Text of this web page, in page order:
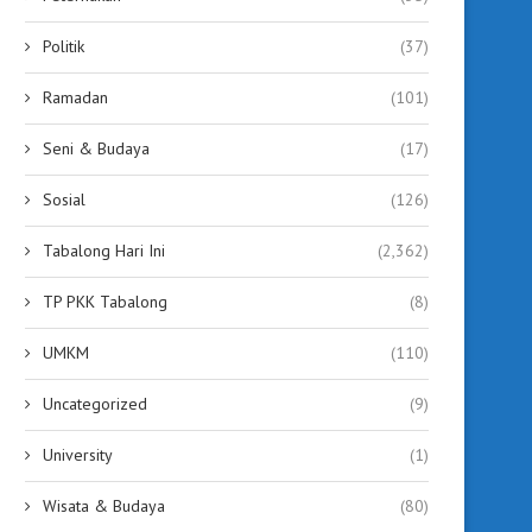
Politik (37)
Ramadan (101)
Seni & Budaya (17)
Sosial (126)
Tabalong Hari Ini (2,362)
TP PKK Tabalong (8)
UMKM (110)
Uncategorized (9)
University (1)
Wisata & Budaya (80)